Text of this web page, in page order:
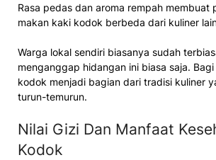
Rasa pedas dan aroma rempah membuat
makan kaki kodok berbeda dari kuliner
Warga lokal sendiri biasanya sudah
menganggap hidangan ini biasa saja.
kodok menjadi bagian dari tradisi kuliner
turun-temurun.
Nilai Gizi Dan Manfaat
Kodok